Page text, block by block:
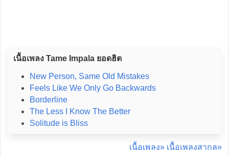
เนื้อเพลง Tame Impala ยอดฮิต
New Person, Same Old Mistakes
Feels Like We Only Go Backwards
Borderline
The Less I Know The Better
Solitude is Bliss
เนื้อเพลง» เนื้อเพลงสากล»